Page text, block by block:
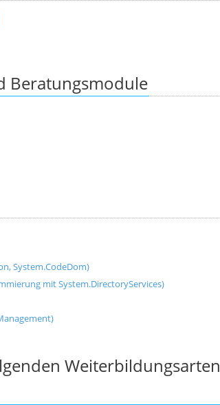
Beratungsmodule
System.CodeDom)
mit System.DirectoryServices)
Weiterbildungsarten